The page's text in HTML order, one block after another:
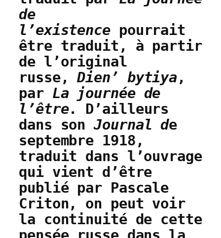
de
l’existence pourrait
être traduit, à partir
de l’original
russe,Dien’ bytiya,
par La journée de
l’être. D’ailleurs
dans sonJournal de
septembre 1918,
traduit dans l’ouvrage
qui vient d’être
publié par Pascale
Criton, on peut voir
la continuité de cette